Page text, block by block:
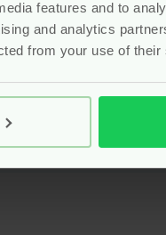
features and to
and analytics
from your use of
dat niet kan in Europa.